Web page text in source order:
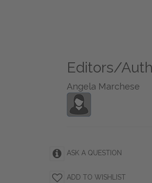
Editors/
Angela Marchese
ASK A QUESTION
ADD TO WISHLIST